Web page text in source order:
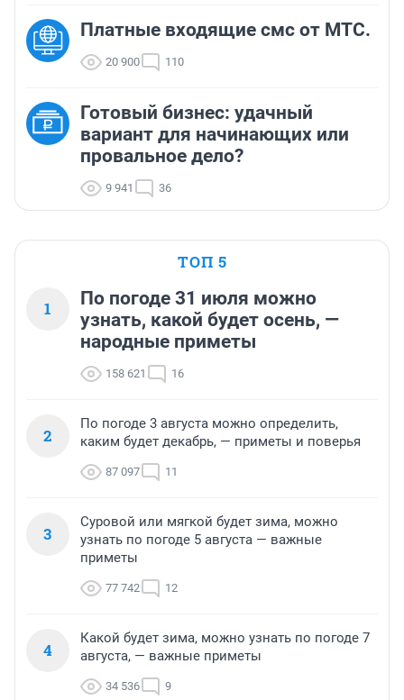
Платные входящие смс от МТС.
20 900 110
Готовый бизнес: удачный
вариант для начинающих или
провальное дело?
9 941 36
ТОП 5
1
По погоде 31 июля можно
узнать, какой будет осень, —
народные приметы
158 621 16
2
По погоде 3 августа можно определить,
каким будет декабрь, — приметы и поверья
87 097 11
3
Суровой или мягкой будет зима, можно
узнать по погоде 5 августа — важные
приметы
77 742 12
4
Какой будет зима, можно узнать по погоде 7
августа, — важные приметы
34 536 9